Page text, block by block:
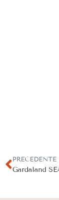
PRECEDENTE
Gardaland